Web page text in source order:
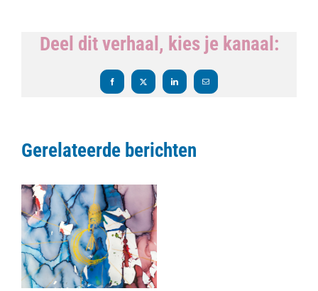
Deel dit verhaal, kies je kanaal:
Facebook X LinkedIn
E-
mail
Gerelateerde berichten